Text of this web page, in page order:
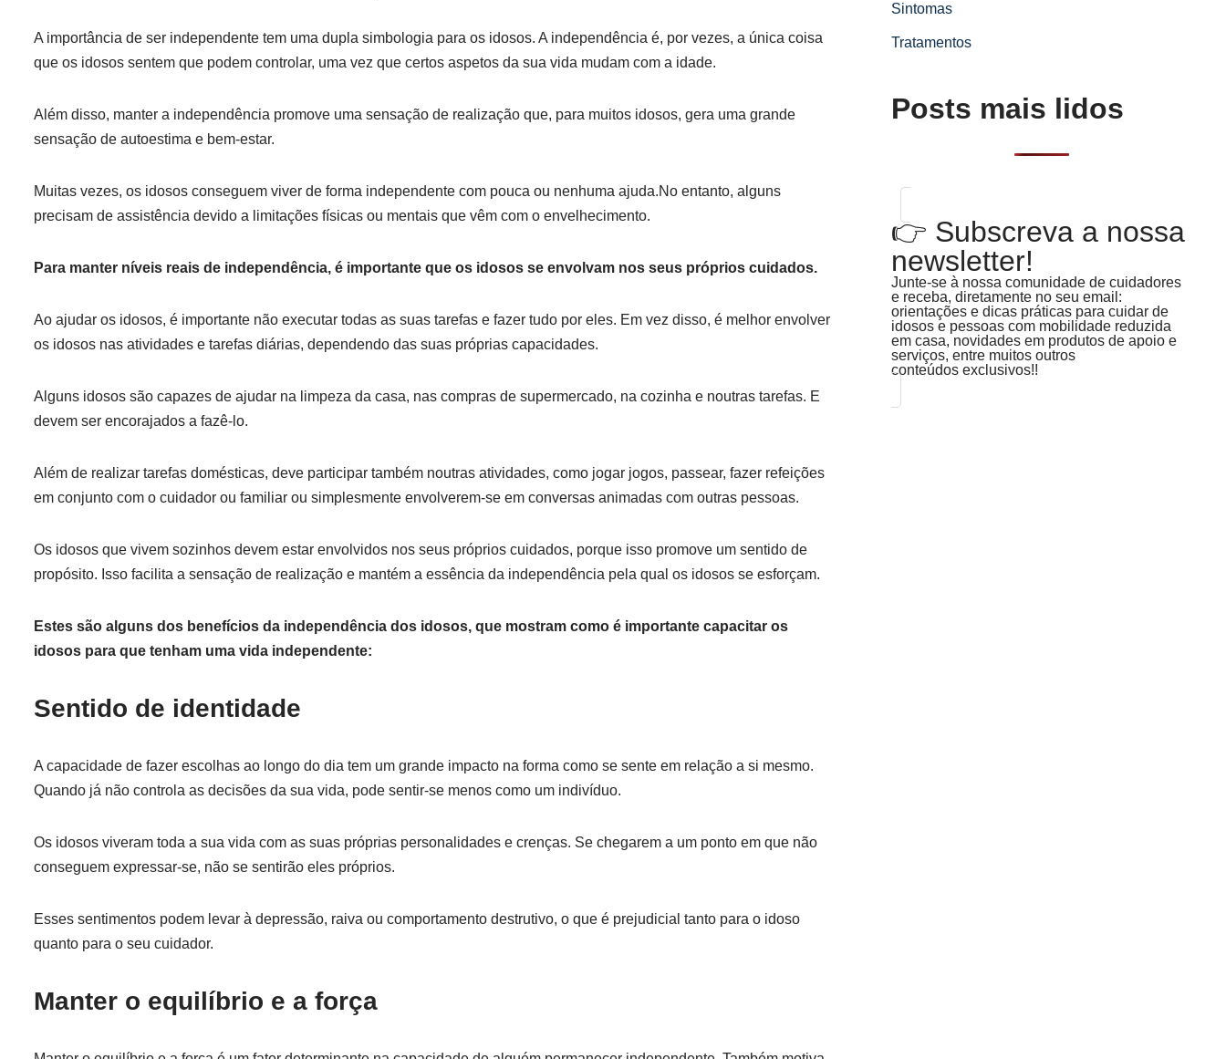
A importância de ser independente tem uma dupla simbologia para os idosos. A independência é, por vezes, a única coisa
que os idosos sentem que podem controlar, uma vez que certos aspetos da sua vida mudam com a idade.
Além disso, manter a independência promove uma sensação de realização que, para muitos idosos, gera uma grande
sensação de autoestima e bem-estar.
Muitas vezes, os idosos conseguem viver de forma independente com pouca ou nenhuma ajuda.No entanto, alguns
precisam de assistência devido a limitações físicas ou mentais que vêm com o envelhecimento.
Para manter níveis reais de independência, é importante que os idosos se envolvam nos seus próprios cuidados.
Ao ajudar os idosos, é importante não executar todas as suas tarefas e fazer tudo por eles. Em vez disso, é melhor envolver
os idosos nas atividades e tarefas diárias, dependendo das suas próprias capacidades.
Alguns idosos são capazes de ajudar na limpeza da casa, nas compras de supermercado, na cozinha e noutras tarefas. E
devem ser encorajados a fazê-lo.
Além de realizar tarefas domésticas, deve participar também noutras atividades, como jogar jogos, passear, fazer refeições
em conjunto com o cuidador ou familiar ou simplesmente envolverem-se em conversas animadas com outras pessoas.
Os idosos que vivem sozinhos devem estar envolvidos nos seus próprios cuidados, porque isso promove um sentido de
propósito. Isso facilita a sensação de realização e mantém a essência da independência pela qual os idosos se esforçam.
Estes são alguns dos benefícios da independência dos idosos, que mostram como é importante capacitar os
idosos para que tenham uma vida independente:
Sentido de identidade
A capacidade de fazer escolhas ao longo do dia tem um grande impacto na forma como se sente em relação a si mesmo.
Quando já não controla as decisões da sua vida, pode sentir-se menos como um indivíduo.
Os idosos viveram toda a sua vida com as suas próprias personalidades e crenças. Se chegarem a um ponto em que não
conseguem expressar-se, não se sentirão eles próprios.
Esses sentimentos podem levar à depressão, raiva ou comportamento destrutivo, o que é prejudicial tanto para o idoso
quanto para o seu cuidador.
Manter o equilíbrio e a força
Sintomas
Tratamentos
Posts mais lidos
👉 Subscreva a nossa
newsletter!
Junte-se à nossa comunidade de cuidadores
e receba, diretamente no seu email:
orientações e dicas práticas para cuidar de
idosos e pessoas com mobilidade reduzida
em casa, novidades em produtos de apoio e
serviços, entre muitos outros
conteúdos exclusivos!!